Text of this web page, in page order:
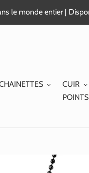
le monde entier |
CUIR